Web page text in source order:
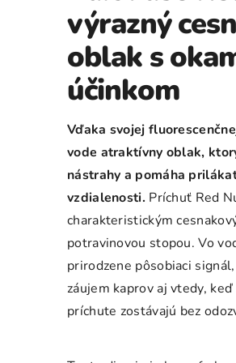
výrazný
oblak s
účinkom
Vďaka svojej
vode atraktívny oblak,
nástrahy a pomáha
vzdialenosti. Príchuť Red
charakteristickým
potravinovou stopou. Vo
prirodzene pôsobiaci
záujem kaprov aj vtedy,
príchute zostávajú bez